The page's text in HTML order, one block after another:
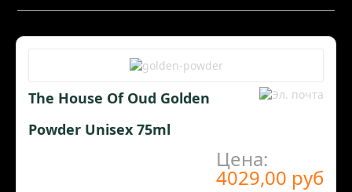
The House Of Oud Golden
Powder Unisex 75ml
Цена:
4029,00 руб